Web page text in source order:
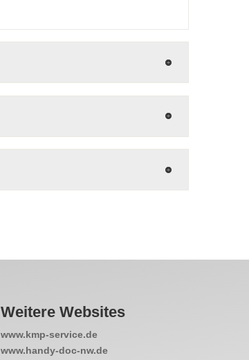
Weitere Websites
www.kmp-service.de
www.handy-doc-nw.de